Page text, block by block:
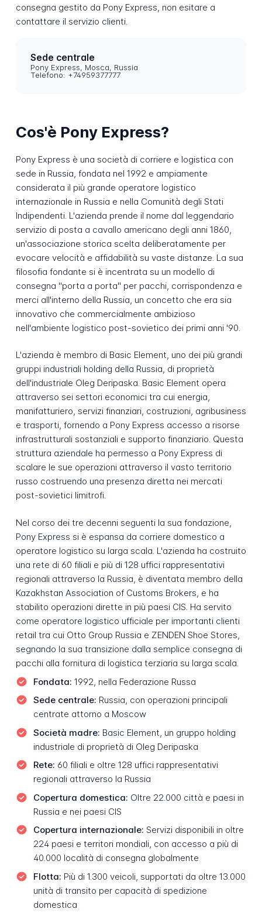
consegna gestito da Pony Express, non esitare a
contattare il servizio clienti.
Sede centrale
Pony Express, Mosca, Russia
Telefono: +74959377777
Cos'è Pony Express?
Pony Express è una società di corriere e logistica con
sede in Russia, fondata nel 1992 e ampiamente
considerata il più grande operatore logistico
internazionale in Russia e nella Comunità degli Stati
Indipendenti. L'azienda prende il nome dal leggendario
servizio di posta a cavallo americano degli anni 1860,
un'associazione storica scelta deliberatamente per
evocare velocità e affidabilità su vaste distanze. La sua
filosofia fondante si è incentrata su un modello di
consegna "porta a porta" per pacchi, corrispondenza e
merci all'interno della Russia, un concetto che era sia
innovativo che commercialmente ambizioso
nell'ambiente logistico post-sovietico dei primi anni '90.
L'azienda è membro di Basic Element, uno dei più grandi
gruppi industriali holding della Russia, di proprietà
dell'industriale Oleg Deripaska. Basic Element opera
attraverso sei settori economici tra cui energia,
manifatturiero, servizi finanziari, costruzioni, agribusiness
e trasporti, fornendo a Pony Express accesso a risorse
infrastrutturali sostanziali e supporto finanziario. Questa
struttura aziendale ha permesso a Pony Express di
scalare le sue operazioni attraverso il vasto territorio
russo costruendo una presenza diretta nei mercati
post-sovietici limitrofi.
Nel corso dei tre decenni seguenti la sua fondazione,
Pony Express si è espansa da corriere domestico a
operatore logistico su larga scala. L'azienda ha costruito
una rete di 60 filiali e più di 128 uffici rappresentativi
regionali attraverso la Russia, è diventata membro della
Kazakhstan Association of Customs Brokers, e ha
stabilito operazioni dirette in più paesi CIS. Ha servito
come operatore logistico ufficiale per importanti clienti
retail tra cui Otto Group Russia e ZENDEN Shoe Stores,
segnando la sua transizione dalla semplice consegna di
pacchi alla fornitura di logistica terziaria su larga scala.
Fondata: 1992, nella Federazione Russa
Sede centrale: Russia, con operazioni principali
centrate attorno a Moscow
Società madre: Basic Element, un gruppo holding
industriale di proprietà di Oleg Deripaska
Rete: 60 filiali e oltre 128 uffici rappresentativi
regionali attraverso la Russia
Copertura domestica: Oltre 22.000 città e paesi in
Russia e nei paesi CIS
Copertura internazionale: Servizi disponibili in oltre
224 paesi e territori mondiali, con accesso a più di
40.000 località di consegna globalmente
Flotta: Più di 1.300 veicoli, supportati da oltre 13.000
unità di transito per capacità di spedizione
domestica